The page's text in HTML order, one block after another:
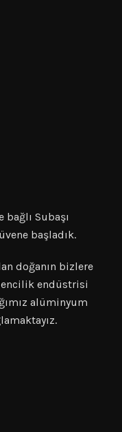
bağlı Subaşı
başladık.
doğanın bizlere
endüstrisi
alüminyum